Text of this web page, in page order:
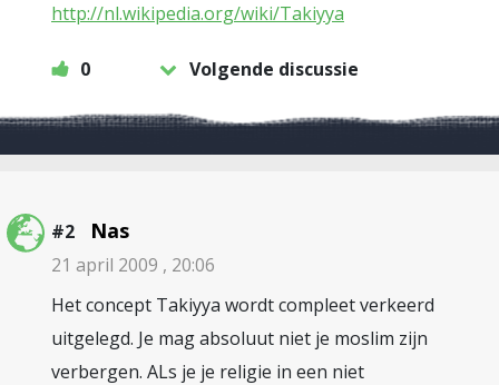
http://nl.wikipedia.org/wiki/Takiyya
0 Volgende discussie
#2 Nas
21 april 2009 , 20:06
Het concept Takiyya wordt compleet verkeerd
uitgelegd. Je mag absoluut niet je moslim zijn
verbergen. ALs je je religie in een niet